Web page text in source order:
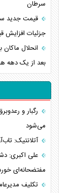
سرطان
جزئیات افزایش
انحلال ماکان
بعد از یک دهه
رگبار و
می‌شود
آتلانتیک:
علی اکبری:
مفتضحانه‌ای
تکلیف